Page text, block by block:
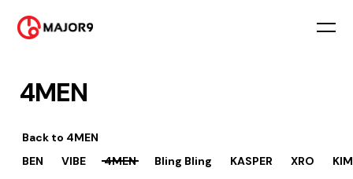
4MEN
Back to 4MEN
BEN
VIBE 4MEN Bling Bling KASPER XRO